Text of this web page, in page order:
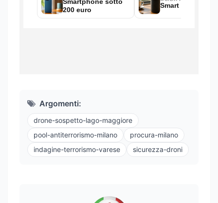
Argomenti:
drone-sospetto-lago-maggiore
pool-antiterrorismo-milano
procura-milano
indagine-terrorismo-varese
sicurezza-droni